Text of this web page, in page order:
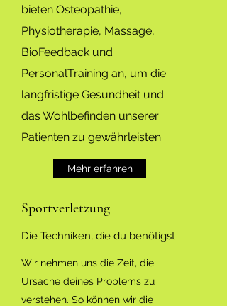
bieten Osteopathie,
Physiotherapie, Massage,
BioFeedback und
PersonalTraining an, um die
langfristige Gesundheit und
das Wohlbefinden unserer
Patienten zu gewährleisten.
Mehr erfahren
Sportverletzung
Die Techniken, die du benötigst
Wir nehmen uns die Zeit, die
Ursache deines Problems zu
verstehen. So können wir die